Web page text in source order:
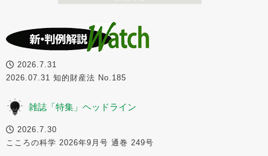
2026.7.31
2026.07.31 知的財産法 No.185
雑誌「特集」ヘッドライン
2026.7.30
こころの科学 2026年9月号 通巻 249号